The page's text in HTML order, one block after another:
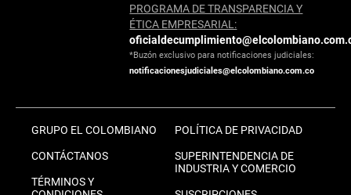
PROGRAMA DE TRANSPARENCIA Y
ÉTICA EMPRESARIAL:
*Buzón exclusivo para notificaciones judiciales:
notificacionesjudiciales@elcolombiano.com.co
GRUPO EL COLOMBIANO
CONTÁCTANOS
TÉRMINOS Y
POLÍTICA DE PRIVACIDAD
SUPERINTENDENCIA DE
INDUSTRIA Y COMERCIO